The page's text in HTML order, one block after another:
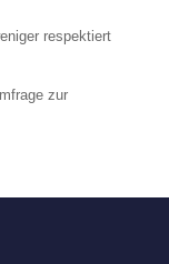
respektiert
zur